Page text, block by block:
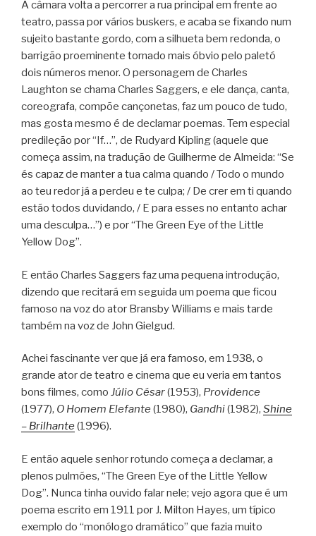
A câmara volta a percorrer a rua principal em frente ao
teatro, passa por vários buskers, e acaba se fixando num
sujeito bastante gordo, com a silhueta bem redonda, o
barrigão proeminente tornado mais óbvio pelo paletó
dois números menor. O personagem de Charles
Laughton se chama Charles Saggers, e ele dança, canta,
coreografa, compõe cançonetas, faz um pouco de tudo,
mas gosta mesmo é de declamar poemas. Tem especial
predileção por “If…”, de Rudyard Kipling (aquele que
começa assim, na tradução de Guilherme de Almeida: “Se
és capaz de manter a tua calma quando / Todo o mundo
ao teu redor já a perdeu e te culpa; / De crer em ti quando
estão todos duvidando, / E para esses no entanto achar
uma desculpa…”) e por “The Green Eye of the Little
Yellow Dog”.
E então Charles Saggers faz uma pequena introdução,
dizendo que recitará em seguida um poema que ficou
famoso na voz do ator Bransby Williams e mais tarde
também na voz de John Gielgud.
Achei fascinante ver que já era famoso, em 1938, o
grande ator de teatro e cinema que eu veria em tantos
bons filmes, como Júlio César(1953), Providence
(1977), O Homem Elefante (1980), Gandhi(1982), Shine
– Brilhante(1996).
E então aquele senhor rotundo começa a declamar, a
plenos pulmões, “The Green Eye of the Little Yellow
Dog”. Nunca tinha ouvido falar nele; vejo agora que é um
poema escrito em 1911 por J. Milton Hayes, um típico
exemplo do “monólogo dramático” que fazia muito